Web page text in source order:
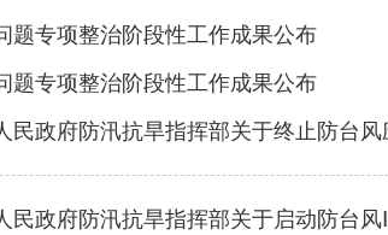
题专项整治阶段性工作成果公布
题专项整治阶段性工作成果公布
民政府防汛抗旱指挥部关于终止防台
民政府防汛抗旱指挥部关于启动防台